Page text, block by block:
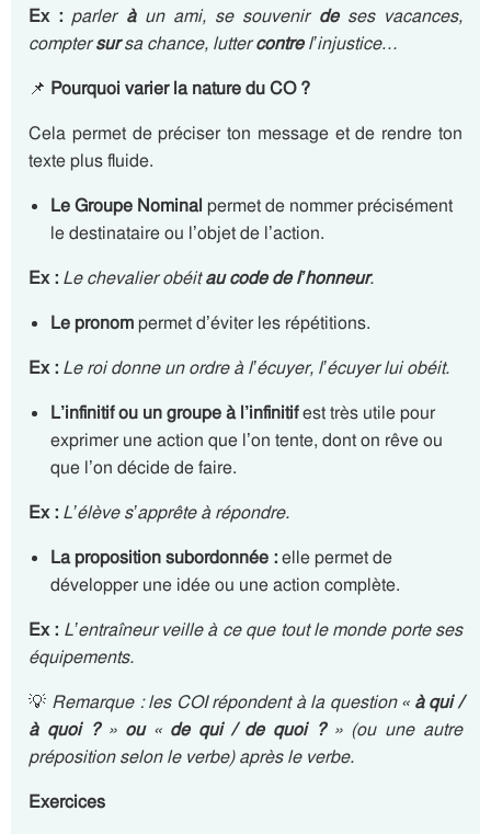
Ex : parler àun ami, se souvenir deses vacances,
comptersursa chance, luttercontrel’injustice…
📌 Pourquoi varier la nature du CO ?
Cela permet de préciser ton message et de rendre ton
texte plus fluide.
Le Groupe Nominal permet de nommer précisément
le destinataire ou l’objet de l’action.
Ex : Le chevalier obéitau code de l’honneur.
Le pronompermet d’éviter les répétitions.
Ex : Le roi donne un ordre à l’écuyer, l’écuyer lui obéit.
L’infinitif ou un groupe à l’infinitifest très utile pour
exprimer une action que l’on tente, dont on rêve ou
que l’on décide de faire.
Ex : L’élève s’apprête à répondre.
La proposition subordonnée :elle permet de
développer une idée ou une action complète.
Ex : L’entraîneur veille à ce que tout le monde porte ses
équipements.
💡 Remarque : les COI répondent à la question « à qui /
à quoi ? »ou « de qui / de quoi ?» (ou une autre
préposition selon le verbe) après le verbe.
Exercices